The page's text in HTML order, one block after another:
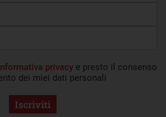
privacy e presto il consenso
dei miei dati personali
Iscriviti